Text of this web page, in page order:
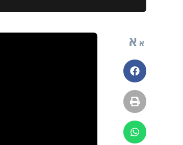
א א
פייסבוק
הדפסה
ווטסאפ